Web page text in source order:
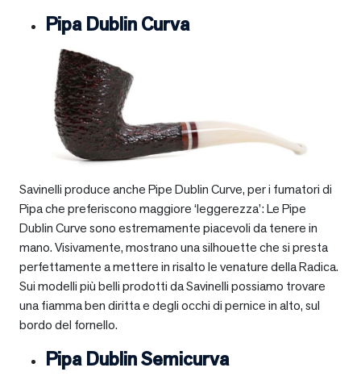
Pipa Dublin Curva
Savinelli produce anche Pipe Dublin Curve, per i fumatori di
Pipa che preferiscono maggiore ‘leggerezza’: Le Pipe
Dublin Curve sono estremamente piacevoli da tenere in
mano. Visivamente, mostrano una silhouette che si presta
perfettamente a mettere in risalto le venature della Radica.
Sui modelli più belli prodotti da Savinelli possiamo trovare
una fiamma ben diritta e degli occhi di pernice in alto, sul
bordo del fornello.
Pipa Dublin Semicurva